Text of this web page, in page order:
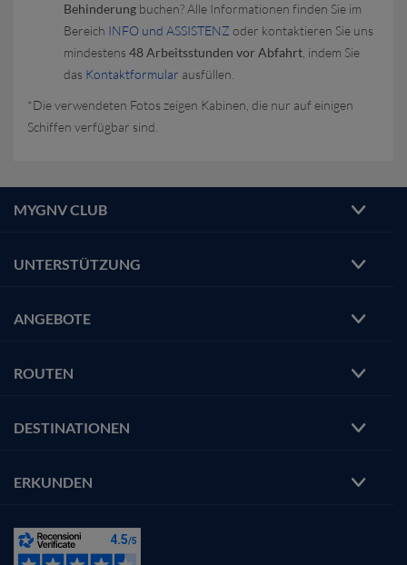
Behinderung buchen?Alle Informationen finden Sie im
Bereich INFO und ASSISTENZ oder kontaktieren Sie uns
mindestens 48 Arbeitsstunden vor Abfahrt , indem Sie
das Kontaktformular ausfüllen.
*Die verwendeten Fotos zeigen Kabinen, die nur auf einigen
Schiffen verfügbar sind.
MYGNV CLUB
UNTERSTÜTZUNG
ANGEBOTE
ROUTEN
DESTINATIONEN
ERKUNDEN